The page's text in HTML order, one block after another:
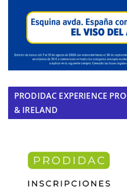
PRODIDAC EXPERIENCE
& IRELAND